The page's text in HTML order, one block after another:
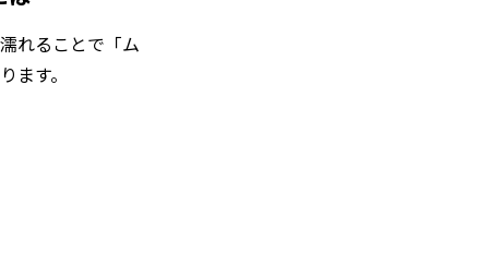
れることで「ム
ます。